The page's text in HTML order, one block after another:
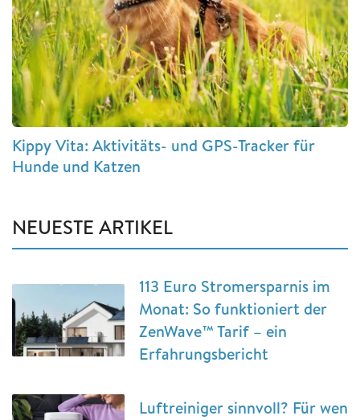
Kippy Vita: Aktivitäts- und GPS-Tracker für
Hunde und Katzen
NEUESTE ARTIKEL
113 Euro Stromersparnis im
Monat: So funktioniert der
ZenWave™ Tarif – ein
Erfahrungsbericht
Luftreiniger sinnvoll? Für wen